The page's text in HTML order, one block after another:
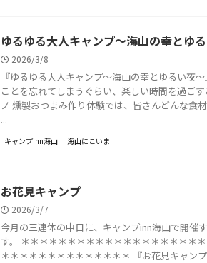
ゆるゆる大人キャンプ～海山の幸とゆ
2026/3/8
『ゆるゆる大人キャンプ～海山の幸とゆるい夜
ことを忘れてしまうぐらい、楽しい時間を過ご
ノ 燻製おつまみ作り体験では、皆さんどんな食
...
キャンプinn海山 海山にこいま
お花見キャンプ
2026/3/7
今月の三連休の中日に、キャンプinn海山で開催
す。 ＊＊＊＊＊＊＊＊＊＊＊＊＊＊＊＊＊＊＊
＊＊＊＊＊＊＊＊＊＊＊＊＊＊ 『お花見キャン